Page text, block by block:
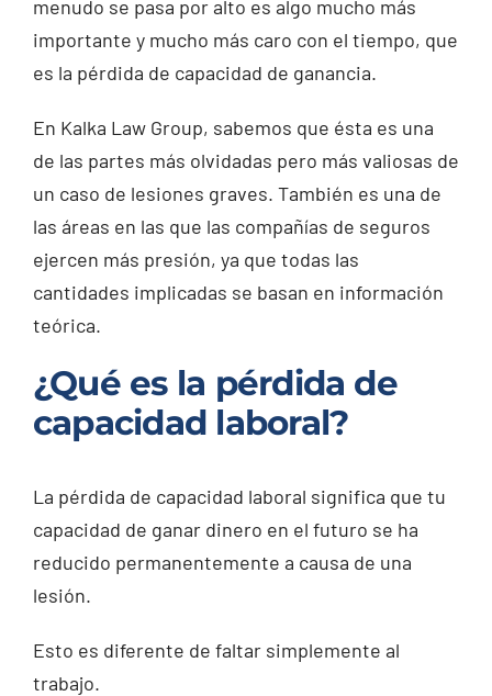
menudo se pasa por alto es algo mucho más
importante y mucho más caro con el tiempo, que
es la pérdida de capacidad de ganancia.
En Kalka Law Group, sabemos que ésta es una
de las partes más olvidadas pero más valiosas de
un caso de lesiones graves. También es una de
las áreas en las que las compañías de seguros
ejercen más presión, ya que todas las
cantidades implicadas se basan en información
teórica.
¿Qué es la pérdida de
capacidad laboral?
La pérdida de capacidad laboral significa que tu
capacidad de ganar dinero en el futuro se ha
reducido permanentemente a causa de una
lesión.
Esto es diferente de faltar simplemente al
trabajo.